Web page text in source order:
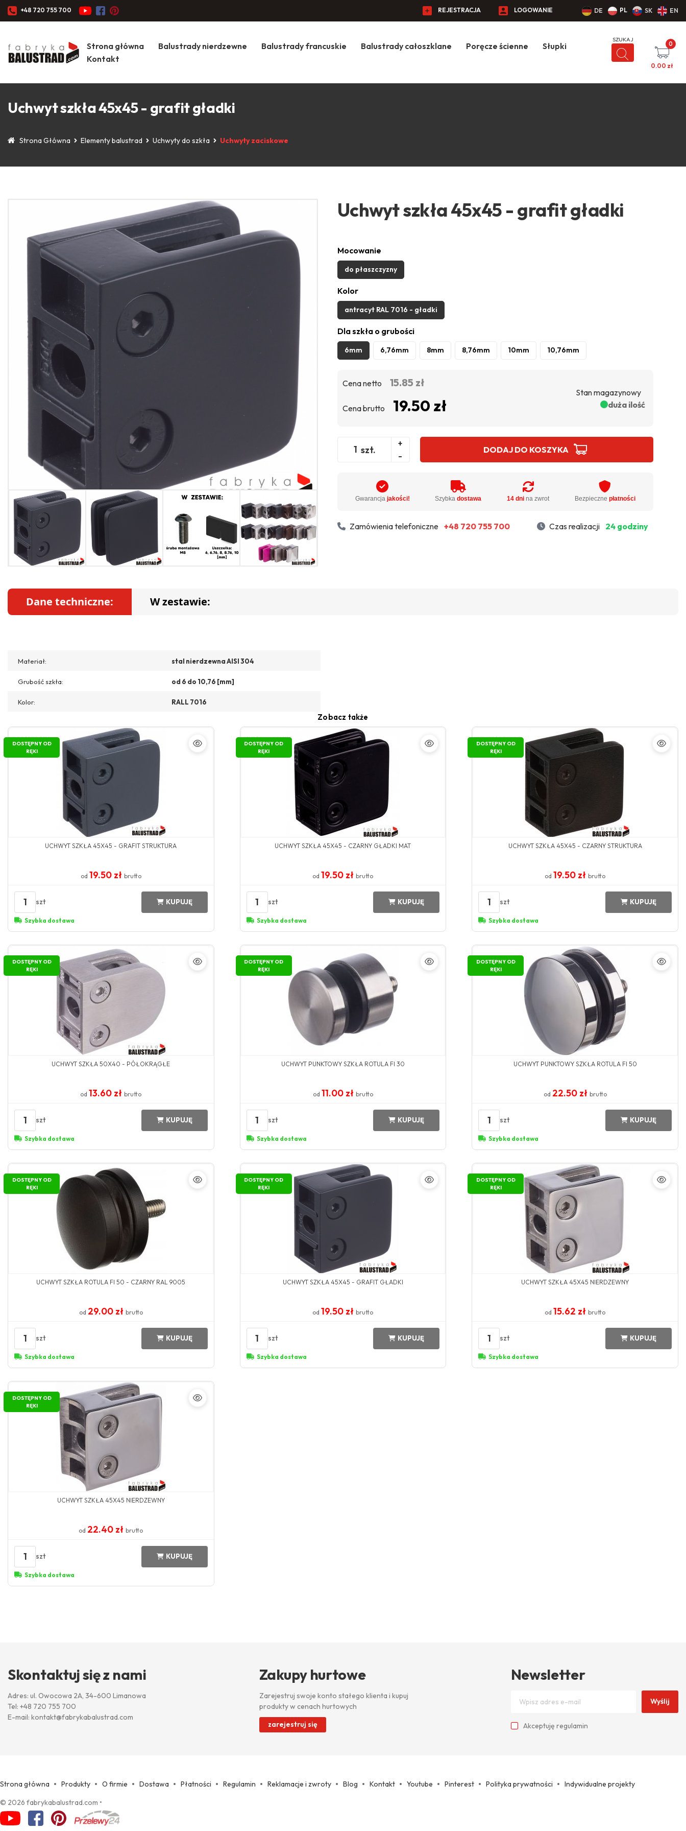
+48 720 755 700 REJESTRACJA LOGOWANIE DE PL SK EN
Strona główna Balustrady nierdzewne Balustrady francuskie Balustrady całoszklane Poręcze ścienne
Słupki
Kontakt
0
0.00 zł
Uchwyt szkła 45x45 - grafit gładki
Strona Główna Elementy balustrad Uchwyty do szkła Uchwyty zaciskowe
Uchwyt szkła 45x45 - grafit gładki
Mocowanie
do płaszczyzny
Kolor
antracyt RAL 7016 - gładki
Dla szkła o grubości
6mm 6,76mm 8mm 8,76mm 10mm 10,76mm
Cena netto 15.85 zł
Cena brutto 19.50 zł
Stan magazynowy
duża ilość
szt.
+
-
DODAJ DO KOSZYKA
Gwarancja jakości! Szybkadostawa 14 dni na zwrot Bezpieczne płatności
Zamówienia telefoniczne +48 720 755 700 Czas realizacji 24 godziny
Dane techniczne: W zestawie:
Materiał: stal nierdzewna AISI 304
Grubość szkła: od 6 do 10,76 [mm]
Kolor: RALL 7016
Zobacz także
DOSTĘPNY OD
RĘKI
UCHWYT SZKŁA 45X45 - GRAFIT STRUKTURA
od 19.50 zł brutto
1 szt KUPUJĘ
Szybka dostawa
DOSTĘPNY OD
RĘKI
UCHWYT SZKŁA 45X45 - CZARNY GŁADKI MAT
od19.50 złbrutto
1 szt KUPUJĘ
Szybka dostawa
DOSTĘPNY OD
RĘKI
UCHWYT SZKŁA 45X45 - CZARNY STRUKTURA
od19.50 złbrutto
1 szt KUPUJĘ
Szybka dostawa
DOSTĘPNY OD
RĘKI
UCHWYT SZKŁA 50X40 - PÓŁOKRĄGŁE
od13.60 złbrutto
1 szt KUPUJĘ
Szybka dostawa
DOSTĘPNY OD
RĘKI
UCHWYT PUNKTOWY SZKŁA ROTULA FI 30
od 11.00 zł brutto
1 szt KUPUJĘ
Szybka dostawa
DOSTĘPNY OD
RĘKI
UCHWYT PUNKTOWY SZKŁA ROTULA FI 50
od 22.50 zł brutto
1 szt KUPUJĘ
Szybka dostawa
DOSTĘPNY OD
RĘKI
UCHWYT SZKŁA ROTULA FI 50 - CZARNY RAL 9005
od 29.00 zł brutto
1 szt KUPUJĘ
Szybka dostawa
DOSTĘPNY OD
RĘKI
UCHWYT SZKŁA 45X45 - GRAFIT GŁADKI
od19.50 złbrutto
1 szt KUPUJĘ
Szybka dostawa
DOSTĘPNY OD
RĘKI
UCHWYT SZKŁA 45X45 NIERDZEWNY
od15.62 złbrutto
1 szt KUPUJĘ
Szybka dostawa
DOSTĘPNY OD
RĘKI
UCHWYT SZKŁA 45X45 NIERDZEWNY
od 22.40 złbrutto
1 szt KUPUJĘ
Szybka dostawa
Skontaktuj się z nami
Adres: ul. Owocowa 2A, 34-600 Limanowa
Tel: +48 720 755 700
E-mail: kontakt@fabrykabalustrad.com
Zakupy hurtowe
Zarejestruj swoje konto stałego klienta i kupuj
produkty w cenach hurtowych
zarejestruj się
Newsletter
Wyślij
Akceptuję regulamin
Strona główna Produkty O firmie Dostawa Płatności Regulamin Reklamacje i zwroty Blog Kontakt Youtube Pinterest Polityka prywatności
Indywidualne projekty
© 2026 fabrykabalustrad.com •